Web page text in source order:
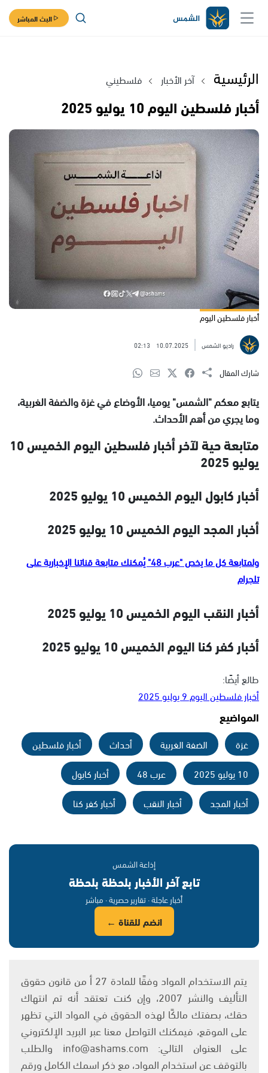
البث المباشر
الرئيسية آخر الأخبار فلسطيني
أخبار فلسطين اليوم 10 يوليو 2025
أخبار فلسطين اليوم
راديو الشمس 10.07.2025
02:13
شارك المقال
يتابع معكم "الشمس" يوميا، الأوضاع في غزة والضفة الغربية،
وما يجري من أهم الأحداث.
متابعة حية لآخر أخبار فلسطين اليوم الخميس 10
يوليو 2025
أخبار كابول اليوم الخميس 10 يوليو 2025
أخبار المجد اليوم الخميس 10 يوليو 2025
ولمتابعة كل ما يخص "عرب 48" يُمكنك متابعة قناتنا الإخبارية على
تلجرام
أخبار النقب اليوم الخميس 10 يوليو 2025
أخبار كفر كنا اليوم الخميس 10 يوليو 2025
طالع أيضًا:
أخبار فلسطين اليوم 9 يوليو 2025
المواضيع
غزة الضفة الغربية أحداث
أخبار فلسطين
10 يوليو 2025
عرب 48
أخبار كابول
أخبار المجد
أخبار النقب أخبار كفر كنا
إذاعة الشمس
تابع آخر الأخبار بلحظة بلحظة
أخبار عاجلة · تقارير حصرية · مباشر
انضم للقناة ←
يتم الاستخدام المواد وفقًا للمادة 27 أ من قانون حقوق
التأليف والنشر 2007، وإن كنت تعتقد أنه تم انتهاك
حقك، بصفتك مالكًا لهذه الحقوق في المواد التي تظهر
على الموقع، فيمكنك التواصل معنا عبر البريد الإلكتروني
على العنوان التالي: info@ashams.com والطلب
بالتوقف عن استخدام المواد، مع ذكر اسمك الكامل ورقم